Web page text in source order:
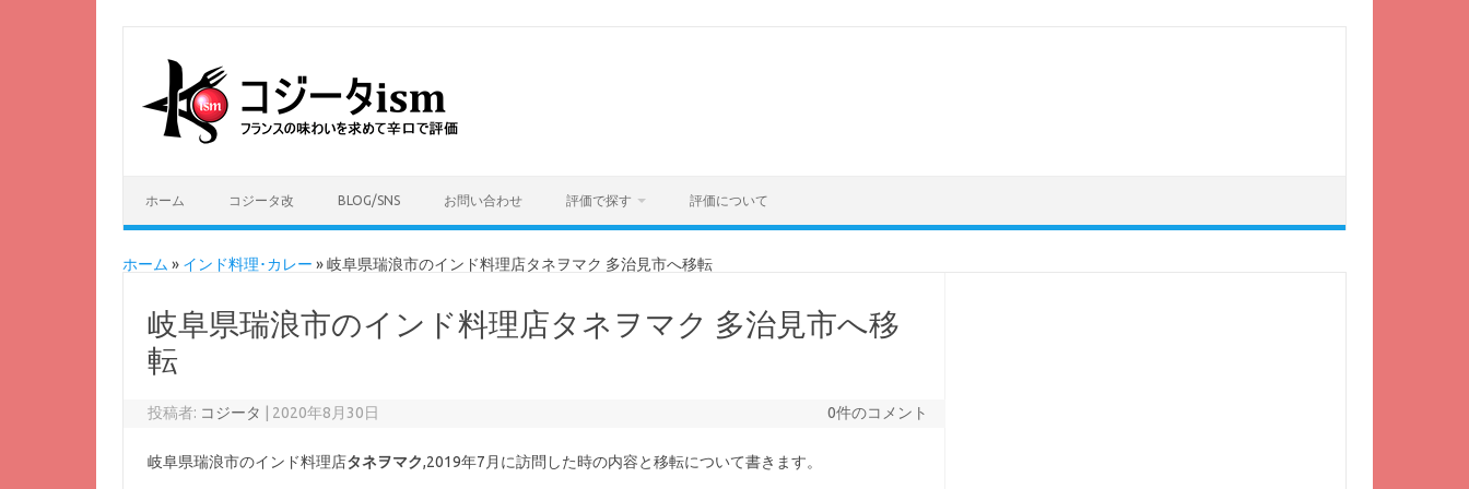
ホーム コジータ改 BLOG/SNS お問い合わせ 評価で探す 評価について
ホーム » インド料理･カレー »岐阜県瑞浪市のインド料理店タネヲマク 多治見市へ移転
岐阜県瑞浪市のインド料理店タネヲマク 多治見市へ移
転
投稿者: コジータ 2020年8月30日 0件のコメント
岐阜県瑞浪市のインド料理店タネヲマク,2019年7月に訪問した時の内容と移転について書きます。